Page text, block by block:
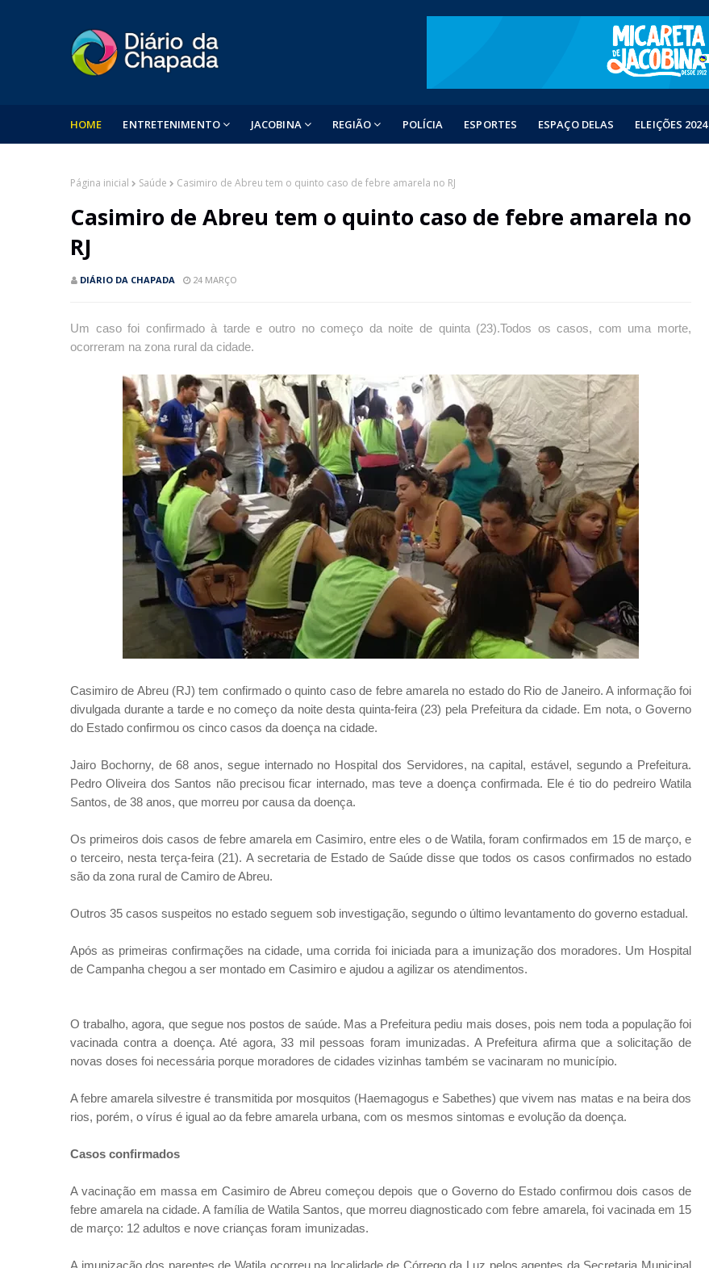
HOME ENTRETENIMENTO JACOBINA REGIÃO POLÍCIA ESPORTES ESPAÇO DELAS ELEIÇÕES 2024
Página inicial Saúde Casimiro de Abreu tem o quinto caso de febre amarela no RJ
Casimiro de Abreu tem o quinto caso de febre amarela no
RJ
DIÁRIO DA CHAPADA 24 MARÇO
Um caso foi confirmado à tarde e outro no começo da noite de quinta (23).Todos os casos, com uma morte,
ocorreram na zona rural da cidade.
Casimiro de Abreu (RJ) tem confirmado o quinto caso de febre amarela no estado do Rio de Janeiro. A informação foi
divulgada durante a tarde e no começo da noite desta quinta-feira (23) pela Prefeitura da cidade. Em nota, o Governo
do Estado confirmou os cinco casos da doença na cidade.
Jairo Bochorny, de 68 anos, segue internado no Hospital dos Servidores, na capital, estável, segundo a Prefeitura.
Pedro Oliveira dos Santos não precisou ficar internado, mas teve a doença confirmada. Ele é tio do pedreiro Watila
Santos, de 38 anos, que morreu por causa da doença.
Os primeiros dois casos de febre amarela em Casimiro, entre eles o de Watila, foram confirmados em 15 de março, e
o terceiro, nesta terça-feira (21). A secretaria de Estado de Saúde disse que todos os casos confirmados no estado
são da zona rural de Camiro de Abreu.
Outros 35 casos suspeitos no estado seguem sob investigação, segundo o último levantamento do governo estadual.
Após as primeiras confirmações na cidade, uma corrida foi iniciada para a imunização dos moradores. Um Hospital
de Campanha chegou a ser montado em Casimiro e ajudou a agilizar os atendimentos.
O trabalho, agora, que segue nos postos de saúde. Mas a Prefeitura pediu mais doses, pois nem toda a população foi
vacinada contra a doença. Até agora, 33 mil pessoas foram imunizadas. A Prefeitura afirma que a solicitação de
novas doses foi necessária porque moradores de cidades vizinhas também se vacinaram no município.
A febre amarela silvestre é transmitida por mosquitos (Haemagogus e Sabethes) que vivem nas matas e na beira dos
rios, porém, o vírus é igual ao da febre amarela urbana, com os mesmos sintomas e evolução da doença.
Casos confirmados
A vacinação em massa em Casimiro de Abreu começou depois que o Governo do Estado confirmou dois casos de
febre amarela na cidade. A família de Watila Santos, que morreu diagnosticado com febre amarela, foi vacinada em 15
de março: 12 adultos e nove crianças foram imunizadas.
A imunização dos parentes de Watila ocorreu na localidade de Córrego da Luz pelos agentes da Secretaria Municipal